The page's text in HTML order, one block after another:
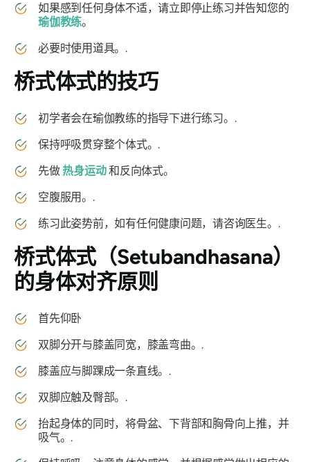
如果感到任何身体不适，请立即停止练习并告知您的
瑜伽教练。
必要时使用道具。.
桥式体式的技巧
初学者会在瑜伽教练的指导下进行练习。.
保持呼吸贯穿整个体式。.
先做热身运动和反向体式。
空腹服用。.
练习此姿势前，如有任何健康问题，请咨询医生。.
桥式体式（Setubandhasana）
的身体对齐原则
首先仰卧
双脚分开与膝盖同宽，膝盖弯曲。.
膝盖应与脚踝成一条直线。.
双脚应触及臀部。.
抬起身体的同时，将骨盆、下背部和胸骨向上推，并
吸气。.